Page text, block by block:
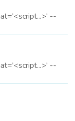
--
--